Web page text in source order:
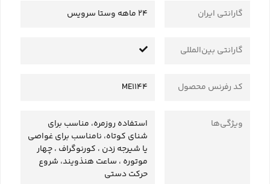
گارانتی ایران 24 ماهه وستا سرویس
گارانتی بین‌المللی
کد رفرنس محصول ME1144
ویژگی‌ها
استفاده روزمره، مناسب برای
شنای کوتاه، نامناسب برای غواصی
یا شیرجه زدن ، کورنوگراف ، چهار
موتوره ، ساعت هنذویند، شروع
حرکت دستی